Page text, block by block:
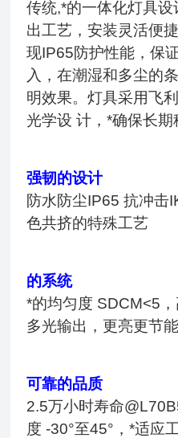
传统,*的一体化灯具
出工艺，安装灵活便
现IP65防护性能，保
入，在潮湿和多尘的
明效果。灯具采用飞
光学设 计，*确保长期
强韧的设计
防水防尘IP65 抗冲击
色共挤的特殊工艺
的系统
*的均匀度 SDCM<5
多光输出，更亮更节能
可靠的品质
2.5万小时寿命
度 -30°至45°，*适